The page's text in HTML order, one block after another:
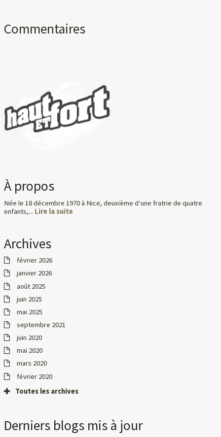
Commentaires
À propos
Née le 18 décembre 1970 à Nice, deuxième d‘une fratrie de quatre
enfants,... Lire la suite
Archives
février 2026
janvier 2026
août 2025
juin 2025
mai 2025
septembre 2021
juin 2020
mai 2020
mars 2020
février 2020
Toutes les archives
Derniers blogs mis à jour